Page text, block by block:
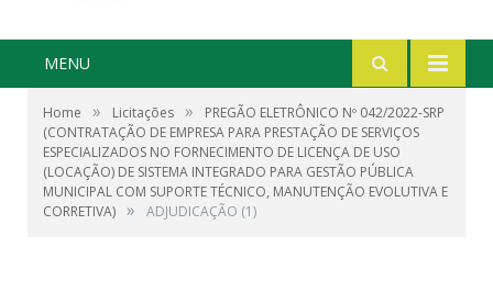
MENU
Home » Licitações »
PREGÃO ELETRÔNICO Nº 042/2022-SRP
(CONTRATAÇÃO DE EMPRESA PARA PRESTAÇÃO DE SERVIÇOS
ESPECIALIZADOS NO FORNECIMENTO DE LICENÇA DE USO
(LOCAÇÃO) DE SISTEMA INTEGRADO PARA GESTÃO PÚBLICA
MUNICIPAL COM SUPORTE TÉCNICO, MANUTENÇÃO EVOLUTIVA E
CORRETIVA) » ADJUDICAÇÃO (1)